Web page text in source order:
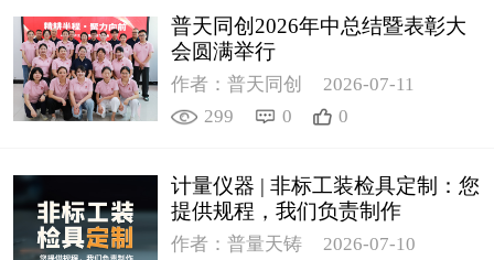
普天同创2026年中总结暨表彰大
会圆满举行
作者：普天同创
2026-07-11
299
0 0
计量仪器 | 非标工装检具定制：您
提供规程，我们负责制作
作者：普量天铸
2026-07-10